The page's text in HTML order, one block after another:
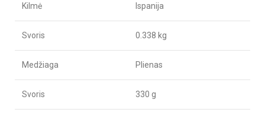
Kilmė Ispanija
Svoris 0.338 kg
Medžiaga Plienas
Svoris 330 g